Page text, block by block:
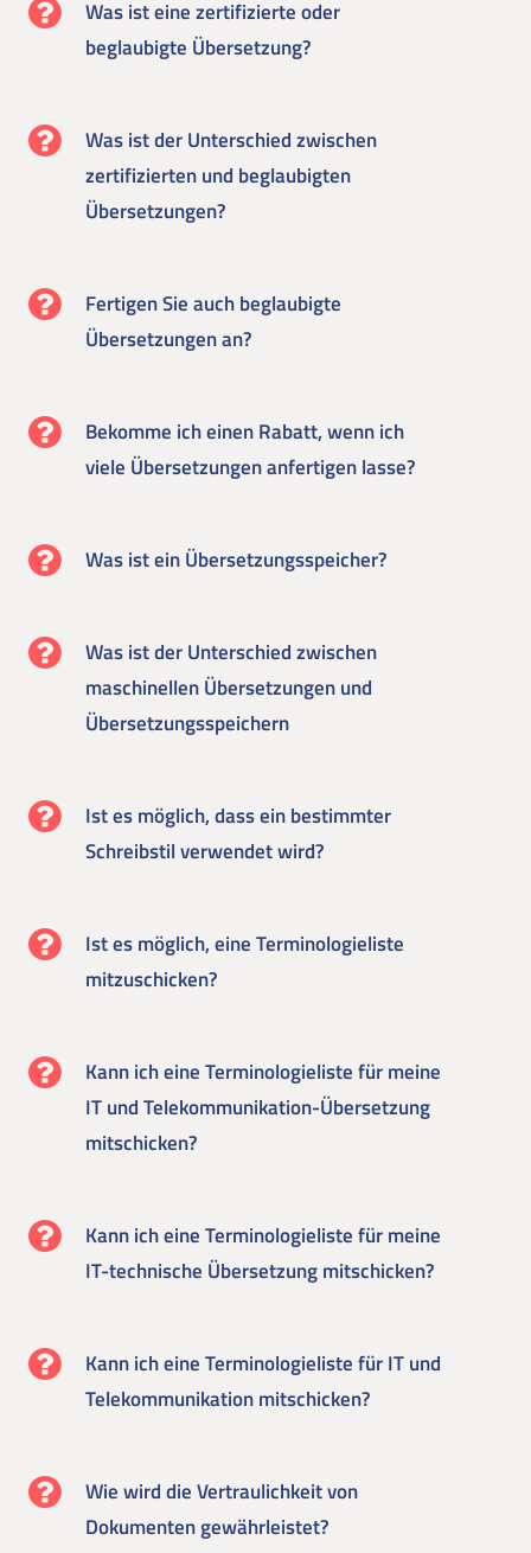
Was ist eine zertifizierte oder
beglaubigte Übersetzung?
Was ist der Unterschied zwischen
zertifizierten und beglaubigten
Übersetzungen?
Fertigen Sie auch beglaubigte
Übersetzungen an?
Bekomme ich einen Rabatt, wenn ich
viele Übersetzungen anfertigen lasse?
Was ist ein Übersetzungsspeicher?
Was ist der Unterschied zwischen
maschinellen Übersetzungen und
Übersetzungsspeichern
Ist es möglich, dass ein bestimmter
Schreibstil verwendet wird?
Ist es möglich, eine Terminologieliste
mitzuschicken?
Kann ich eine Terminologieliste für meine
IT und Telekommunikation-Übersetzung
mitschicken?
Kann ich eine Terminologieliste für meine
IT-technische Übersetzung mitschicken?
Kann ich eine Terminologieliste für IT und
Telekommunikation mitschicken?
Wie wird die Vertraulichkeit von
Dokumenten gewährleistet?